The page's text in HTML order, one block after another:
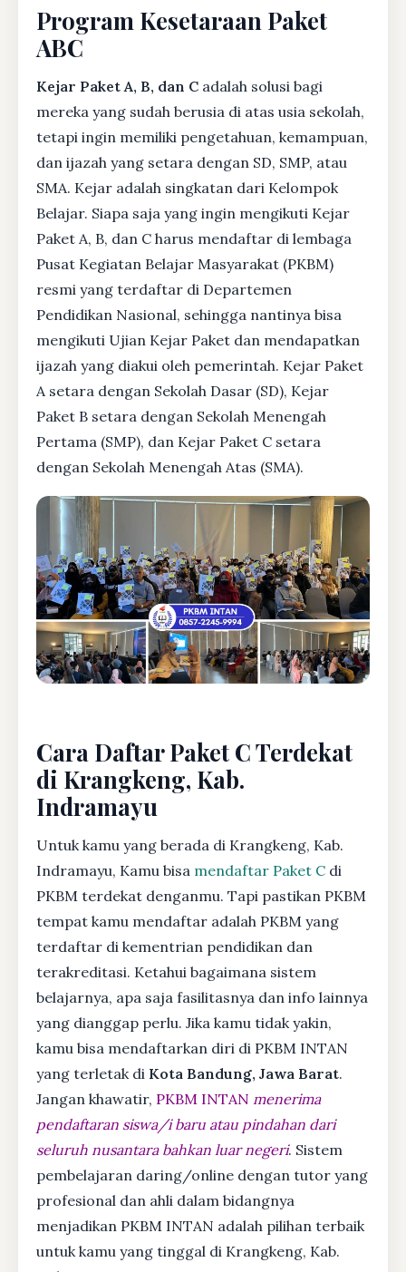
Program Kesetaraan Paket
ABC
Kejar Paket A, B, dan C adalah solusi bagi
mereka yang sudah berusia di atas usia sekolah,
tetapi ingin memiliki pengetahuan, kemampuan,
dan ijazah yang setara dengan SD, SMP, atau
SMA. Kejar adalah singkatan dari Kelompok
Belajar. Siapa saja yang ingin mengikuti Kejar
Paket A, B, dan C harus mendaftar di lembaga
Pusat Kegiatan Belajar Masyarakat (PKBM)
resmi yang terdaftar di Departemen
Pendidikan Nasional, sehingga nantinya bisa
mengikuti Ujian Kejar Paket dan mendapatkan
ijazah yang diakui oleh pemerintah. Kejar Paket
A setara dengan Sekolah Dasar (SD), Kejar
Paket B setara dengan Sekolah Menengah
Pertama (SMP), dan Kejar Paket C setara
dengan Sekolah Menengah Atas (SMA).
Cara Daftar Paket C Terdekat
di Krangkeng, Kab.
Indramayu
Untuk kamu yang berada di Krangkeng, Kab.
Indramayu, Kamu bisa mendaftar Paket C di
PKBM terdekat denganmu. Tapi pastikan PKBM
tempat kamu mendaftar adalah PKBM yang
terdaftar di kementrian pendidikan dan
terakreditasi. Ketahui bagaimana sistem
belajarnya, apa saja fasilitasnya dan info lainnya
yang dianggap perlu. Jika kamu tidak yakin,
kamu bisa mendaftarkan diri di PKBM INTAN
yang terletak di Kota Bandung, Jawa Barat.
Jangan khawatir, PKBM INTAN menerima
pendaftaran siswa/i baru atau pindahan dari
seluruh nusantara bahkan luar negeri. Sistem
pembelajaran daring/online dengan tutor yang
profesional dan ahli dalam bidangnya
menjadikan PKBM INTAN adalah pilihan terbaik
untuk kamu yang tinggal di Krangkeng, Kab.